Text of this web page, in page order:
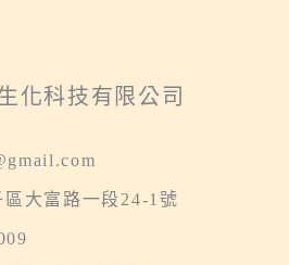
化科技有限公司
大富路一段24-1號